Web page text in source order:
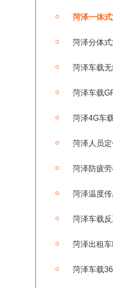
菏泽一体
菏泽分体
菏泽车载
菏泽车载
菏泽4G车
菏泽人员定
菏泽防疲劳
菏泽温度
菏泽车载反
菏泽出租
菏泽车载